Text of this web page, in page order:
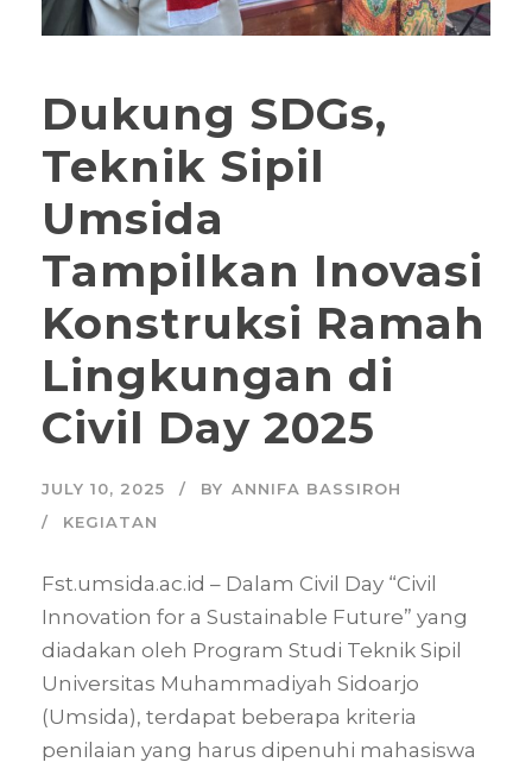
Dukung SDGs,
Teknik Sipil
Umsida
Tampilkan Inovasi
Konstruksi Ramah
Lingkungan di
Civil Day 2025
JULY 10, 2025 BY ANNIFA BASSIROH
KEGIATAN
Fst.umsida.ac.id – Dalam Civil Day “Civil
Innovation for a Sustainable Future” yang
diadakan oleh Program Studi Teknik Sipil
Universitas Muhammadiyah Sidoarjo
(Umsida), terdapat beberapa kriteria
penilaian yang harus dipenuhi mahasiswa